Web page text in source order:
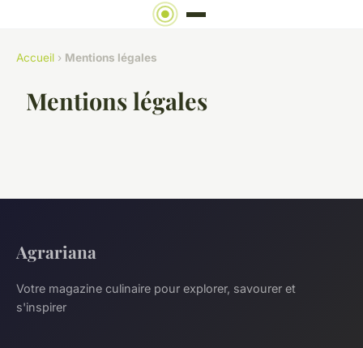
Accueil › Mentions légales
Mentions légales
Agrariana
Votre magazine culinaire pour explorer, savourer et
s'inspirer